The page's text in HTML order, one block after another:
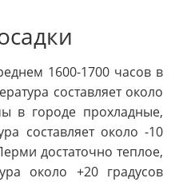
1600-1700 часов в
составляет около
в городе прохладные,
составляет около -10
достаточно теплое,
около +20 градусов